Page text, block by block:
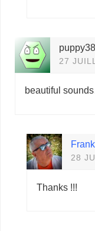
puppy38
27
beautiful
28
Thanks !!!